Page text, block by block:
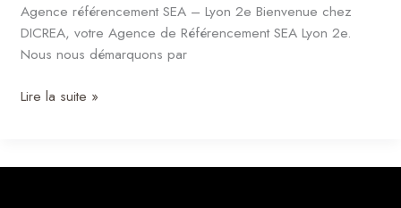
Agence référencement SEA – Lyon 2e Bienvenue chez
DICREA, votre Agence de Référencement SEA Lyon 2e.
Nous nous démarquons par
Lire la suite »